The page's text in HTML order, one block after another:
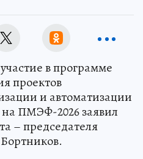
в программе
проектов
и автоматизации
на ПМЭФ-2026 заявил
– председателя